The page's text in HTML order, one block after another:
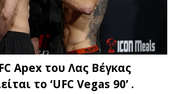
Apex του Λας Βέγκας
το ‘UFC Vegas 90’ .